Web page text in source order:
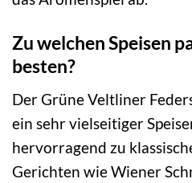
Zu welchen Speisen
besten?
Der Grüne Veltliner
ein sehr vielseitiger
hervorragend zu
Gerichten wie Wiener